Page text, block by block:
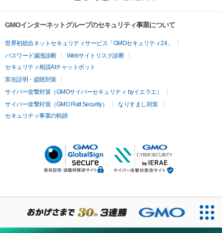
GMOインターネットグループのセキュリティ事業について
世界初総合ネットセキュリティサービス「GMOセキュリティ24」
パスワード漏洩診断
Webサイトリスク診断
セキュリティ相談AIチャットボット
実在証明・盗聴対策
サイバー攻撃対策（GMOサイバーセキュリティ byイエラエ）
サイバー攻撃対策（GMO Flatt Security）
なりすまし対策
セキュリティ事業の軌跡